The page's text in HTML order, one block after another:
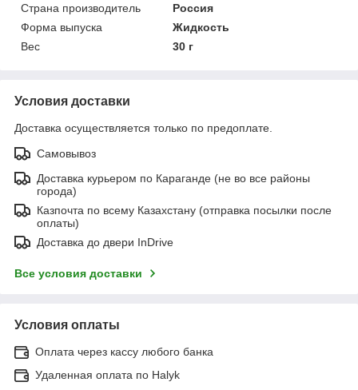
Страна производитель
Россия
Форма выпуска
Жидкость
Вес
30 г
Условия доставки
Доставка осуществляется только по предоплате.
Самовывоз
Доставка курьером по Караганде (не во все районы
города)
Казпочта по всему Казахстану (отправка посылки после
оплаты)
Доставка до двери InDrive
Все условия доставки
Условия оплаты
Оплата через кассу любого банка
Удаленная оплата по Halyk